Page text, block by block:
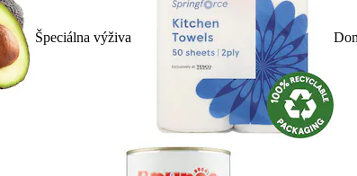
Špeciálna výživa